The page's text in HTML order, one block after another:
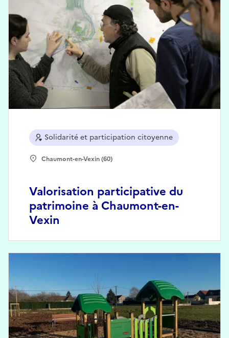
Valorisation participative du
patrimoine à Chaumont-en-
Vexin
Solidarité et participation citoyenne
Chaumont-en-Vexin (60)